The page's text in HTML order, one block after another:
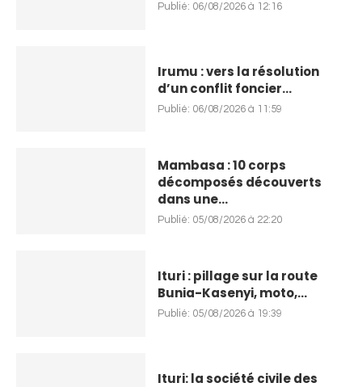
Publié: 06/08/2026 à 12:16
Irumu : vers la résolution
d’un conflit foncier...
Publié: 06/08/2026 à 11:59
Mambasa : 10 corps
décomposés découverts
dans une...
Publié: 05/08/2026 à 22:20
Ituri : pillage sur la route
Bunia-Kasenyi, moto,...
Publié: 05/08/2026 à 19:39
Ituri: la société civile des